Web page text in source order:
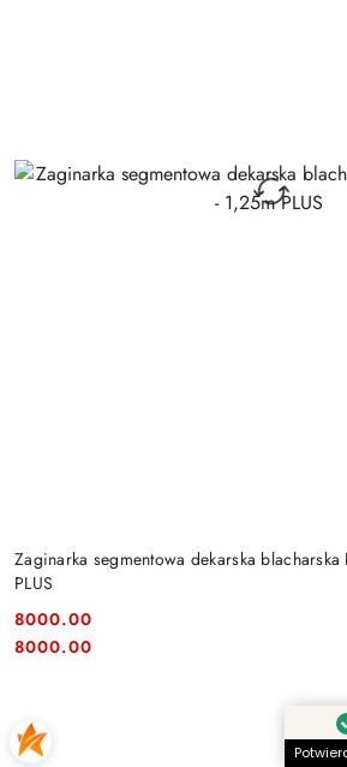
Zaginarka segmentowa dekarska
PLUS
Cena:
8000.00
Cena:
8000.00